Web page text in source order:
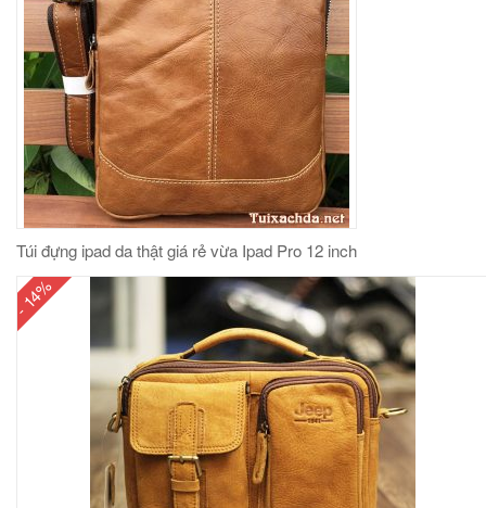
Túi đựng ipad da thật giá rẻ vừa Ipad Pro 12 inch
- 14%